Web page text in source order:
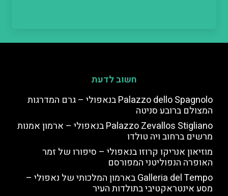
חשוב לדעת
Palazzo dello Spagnolo בנאפולי – גרם המדרגות
המצולם ברובע סניטה
Palazzo Zevallos Stigliano בנאפולי – ארמון אמנות
מרשים ברחוב ויה טולדו
מוזיאון אנריקו קרוזו בנאפולי – סיפורו של זמר
האופרה הנפוליטני המפורסם
Galleria del Tempo בארמון המלכותי של נאפולי –
מסע אינטראקטיבי בתולדות העיר